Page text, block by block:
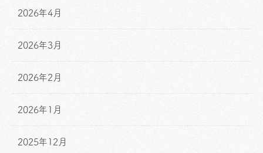
2026年4月
2026年3月
2026年2月
2026年1月
2025年12月